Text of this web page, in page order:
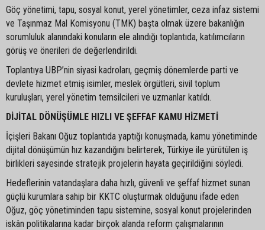
Göç yönetimi, tapu, sosyal konut, yerel yönetimler, ceza infaz sistemi
ve Taşınmaz Mal Komisyonu (TMK) başta olmak üzere bakanlığın
sorumluluk alanındaki konuların ele alındığı toplantıda, katılımcıların
görüş ve önerileri de değerlendirildi.
Toplantıya UBP’nin siyasi kadroları, geçmiş dönemlerde parti ve
devlete hizmet etmiş isimler, meslek örgütleri, sivil toplum
kuruluşları, yerel yönetim temsilcileri ve uzmanlar katıldı.
DİJİTAL DÖNÜŞÜMLE HIZLI VE ŞEFFAF KAMU HİZMETİ
İçişleri Bakanı Oğuz toplantıda yaptığı konuşmada, kamu yönetiminde
dijital dönüşümün hız kazandığını belirterek, Türkiye ile yürütülen iş
birlikleri sayesinde stratejik projelerin hayata geçirildiğini söyledi.
Hedeflerinin vatandaşlara daha hızlı, güvenli ve şeffaf hizmet sunan
güçlü kurumlara sahip bir KKTC oluşturmak olduğunu ifade eden
Oğuz, göç yönetiminden tapu sistemine, sosyal konut projelerinden
iskân politikalarına kadar birçok alanda reform çalışmalarının